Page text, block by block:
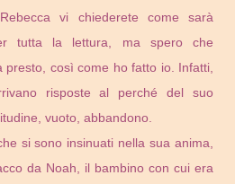
vi chiederete come sarà
tutta la lettura, ma spero che
così come ho fatto io. Infatti,
risposte al perché del suo
vuoto, abbandono.
si sono insinuati nella sua anima,
da Noah, il bambino con cui era